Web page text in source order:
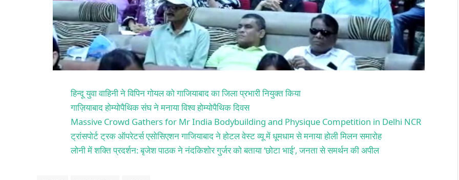
हिन्दू युवा वाहिनी ने विपिन गोयल को गाजियाबाद का जिला प्रभारी नियुक्त किया
गाज़ियाबाद होम्योपैथिक संघ ने मनाया विश्व होम्योपैथिक दिवस
Massive Crowd Gathers for Mr India Bodybuilding and Physique Competition in Delhi NCR
ट्रांसपोर्ट ट्रक ऑपरेटर्स एसोसिएशन गाजियाबाद ने होटल वेस्ट व्यू में धूमधाम से मनाया होली मिलन समारोह
लोनी में शक्ति प्रदर्शन: बृजेश पाठक ने नंदकिशोर गुर्जर को बताया ‘छोटा भाई’, जनता से समर्थन की अपील